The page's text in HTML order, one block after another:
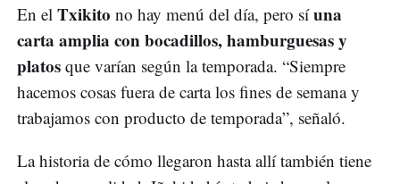
En el Txikito no hay menú del día, pero síuna
carta amplia con bocadillos, hamburguesas y
platos que varían según la temporada. “Siempre
hacemos cosas fuera de carta los fines de semana y
trabajamos con producto de temporada”, señaló.
La historia de cómo llegaron hasta allí también tiene